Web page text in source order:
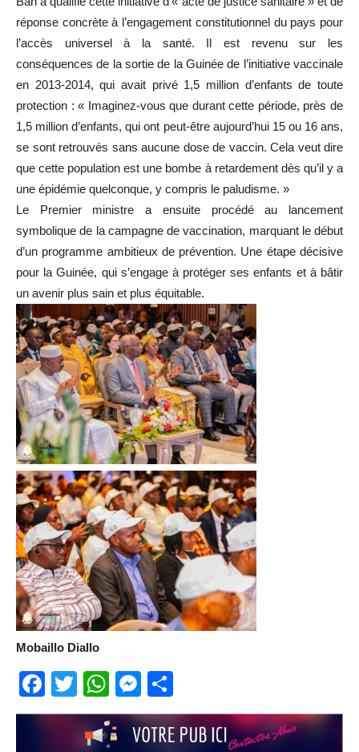
réponse concrète à l’engagement constitutionnel du pays pour
l’accès universel à la santé. Il est revenu sur les
conséquences de la sortie de la Guinée de l’initiative vaccinale
en 2013-2014, qui avait privé 1,5 million d’enfants de toute
protection : « Imaginez-vous que durant cette période, près de
1,5 million d’enfants, qui ont peut-être aujourd’hui 15 ou 16 ans,
se sont retrouvés sans aucune dose de vaccin. Cela veut dire
que cette population est une bombe à retardement dès qu’il y a
une épidémie quelconque, y compris le paludisme. »
Le Premier ministre a ensuite procédé au lancement
symbolique de la campagne de vaccination, marquant le début
d’un programme ambitieux de prévention. Une étape décisive
pour la Guinée, qui s’engage à protéger ses enfants et à bâtir
un avenir plus sain et plus équitable.
Mobaillo Diallo
Facebook
TwitterWhatsApp
Messenger